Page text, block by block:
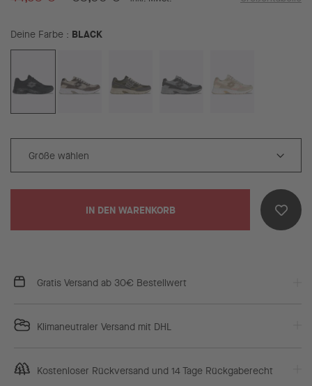
Deine Farbe BLACK
IN DEN WARENKORB
Gratis Versand ab 30€ Bestellwert
Klimaneutraler Versand mit DHL
Kostenloser Rückversand und 14 Tage Rückgaberecht